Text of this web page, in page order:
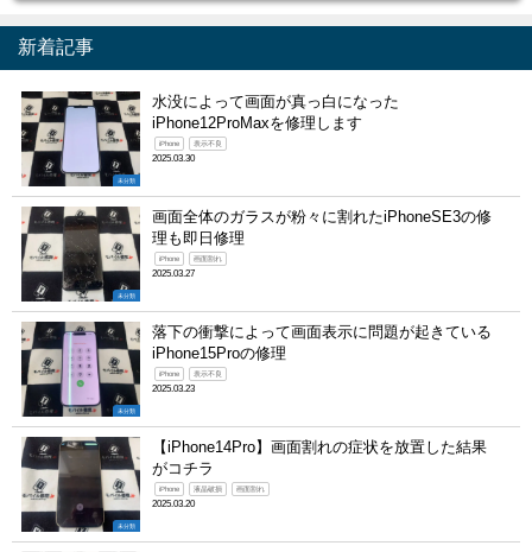
新着記事
未分類
水没によって画面が真っ白になった
iPhone12ProMaxを修理します
iPhone 表示不良
2025.03.30
未分類
画面全体のガラスが粉々に割れたiPhoneSE3の修
理も即日修理
iPhone 画面割れ
2025.03.27
未分類
落下の衝撃によって画面表示に問題が起きている
iPhone15Proの修理
iPhone 表示不良
2025.03.23
未分類
【iPhone14Pro】画面割れの症状を放置した結果
がコチラ
iPhone 液晶破損 画面割れ
2025.03.20